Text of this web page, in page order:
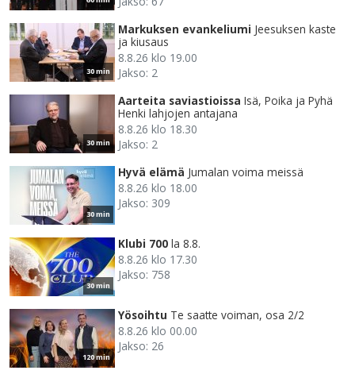
30 min
Markuksen evankeliumi Jeesuksen kaste
ja kiusaus
8.8.26 klo 19.00
Jakso: 2
30 min
Aarteita saviastioissa Isä, Poika ja Pyhä
Henki lahjojen antajana
8.8.26 klo 18.30
Jakso: 2
30 min
Hyvä elämä Jumalan voima meissä
8.8.26 klo 18.00
Jakso: 309
30 min
Klubi 700 la 8.8.
8.8.26 klo 17.30
Jakso: 758
120 min
Yösoihtu Te saatte voiman, osa 2/2
8.8.26 klo 00.00
Jakso: 26